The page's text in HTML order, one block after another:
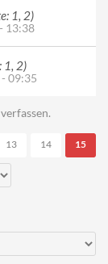
1, 2)
13:38
1, 2)
09:35
13 14 15